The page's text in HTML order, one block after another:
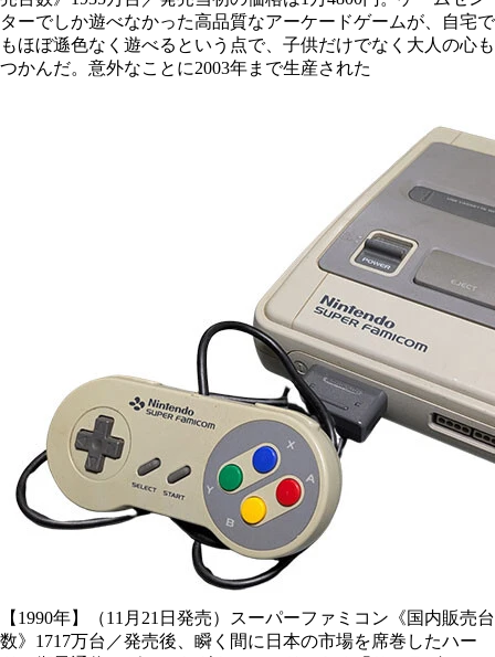
ターでしか遊べなかった高品質なアーケードゲームが、自宅で
もほぼ遜色なく遊べるという点で、子供だけでなく大人の心も
つかんだ。意外なことに2003年まで生産された
【1990年】（11月21日発売）スーパーファミコン《国内販売台
数》1717万台／発売後、瞬く間に日本の市場を席巻したハー